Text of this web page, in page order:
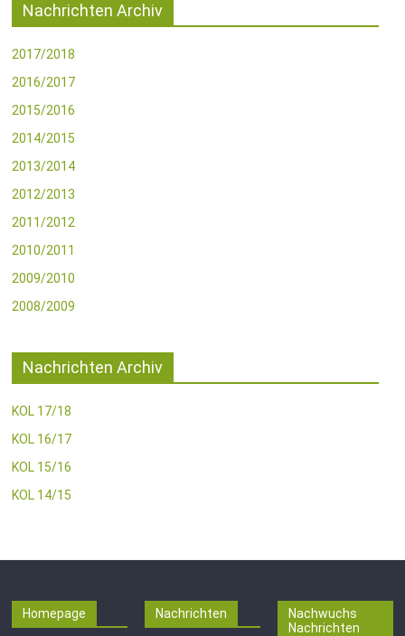
Nachrichten Archiv
2017/2018
2016/2017
2015/2016
2014/2015
2013/2014
2012/2013
2011/2012
2010/2011
2009/2010
2008/2009
Nachrichten Archiv
KOL 17/18
KOL 16/17
KOL 15/16
KOL 14/15
Homepage Nachrichten
Nachwuchs
Nachrichten